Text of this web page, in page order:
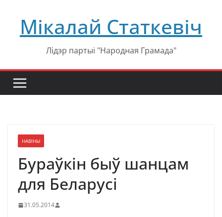
содержимому
Мікалай Статкевіч
Лідэр партыі "Народная Грамада"
НАВІНЫ
Бураўкін быў шанцам
для Беларусі
31.05.2014